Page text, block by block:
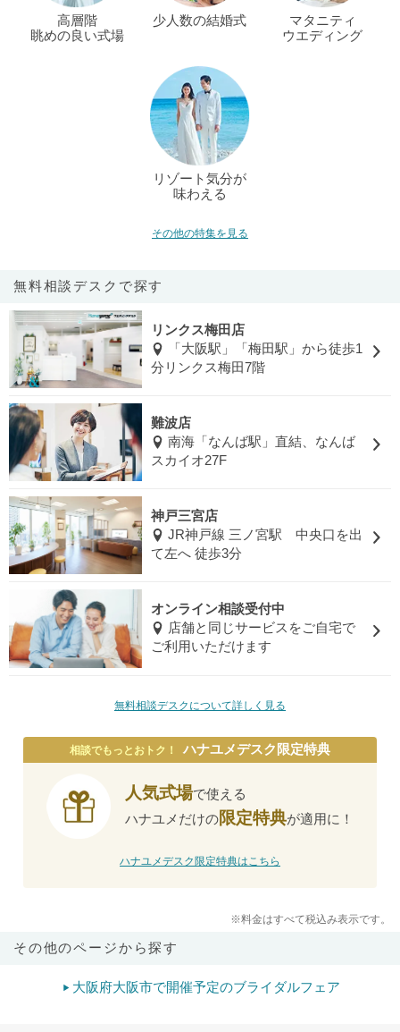
高層階
眺めの良い式場
少人数の結婚式
マタニティ
ウエディング
リゾート気分が
味わえる
その他の特集を見る
無料相談デスクで探す
リンクス梅田店
「大阪駅」「梅田駅」から徒歩1
分リンクス梅田7階
難波店
南海「なんば駅」直結、なんば
スカイオ27F
神戸三宮店
JR神戸線 三ノ宮駅 中央口を出
て左へ 徒歩3分
オンライン相談受付中
店舗と同じサービスをご自宅で
ご利用いただけます
無料相談デスクについて詳しく見る
相談でもっとおトク！ ハナユメデスク限定特典
人気式場で使える
ハナユメだけの限定特典が適用に！
ハナユメデスク限定特典はこちら
※料金はすべて税込み表示です。
その他のページから探す
大阪府大阪市で開催予定のブライダルフェア